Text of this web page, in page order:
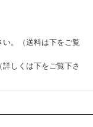
。（送料は下をご覧
しくは下をご覧下さ